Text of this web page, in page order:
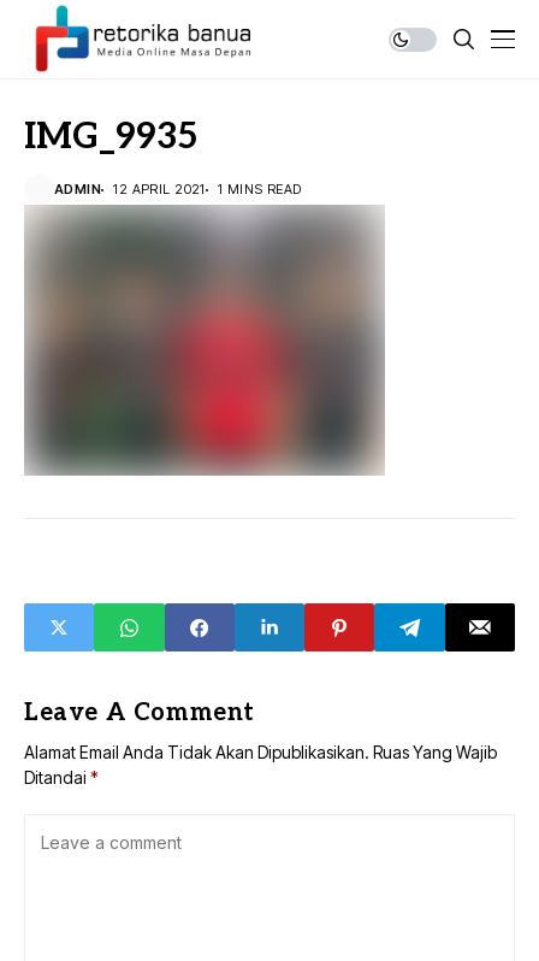
IMG_9935
ADMIN 12 APRIL 2021 1 MINS READ
Leave A Comment
Alamat Email Anda Tidak Akan Dipublikasikan. Ruas Yang Wajib
Ditandai *